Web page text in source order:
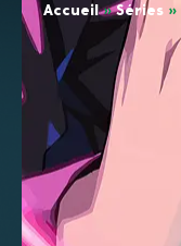
Accueil»Séries »